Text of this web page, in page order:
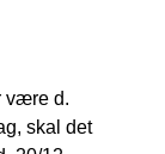
være d.
skal det